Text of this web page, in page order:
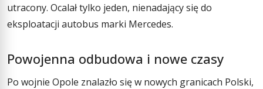
utracony. Ocalał tylko jeden, nienadający się do
eksploatacji autobus marki Mercedes.
Powojenna odbudowa i nowe czasy
Po wojnie Opole znalazło się w nowych granicach Polski,